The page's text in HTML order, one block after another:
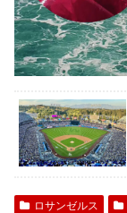
ロサンゼルス